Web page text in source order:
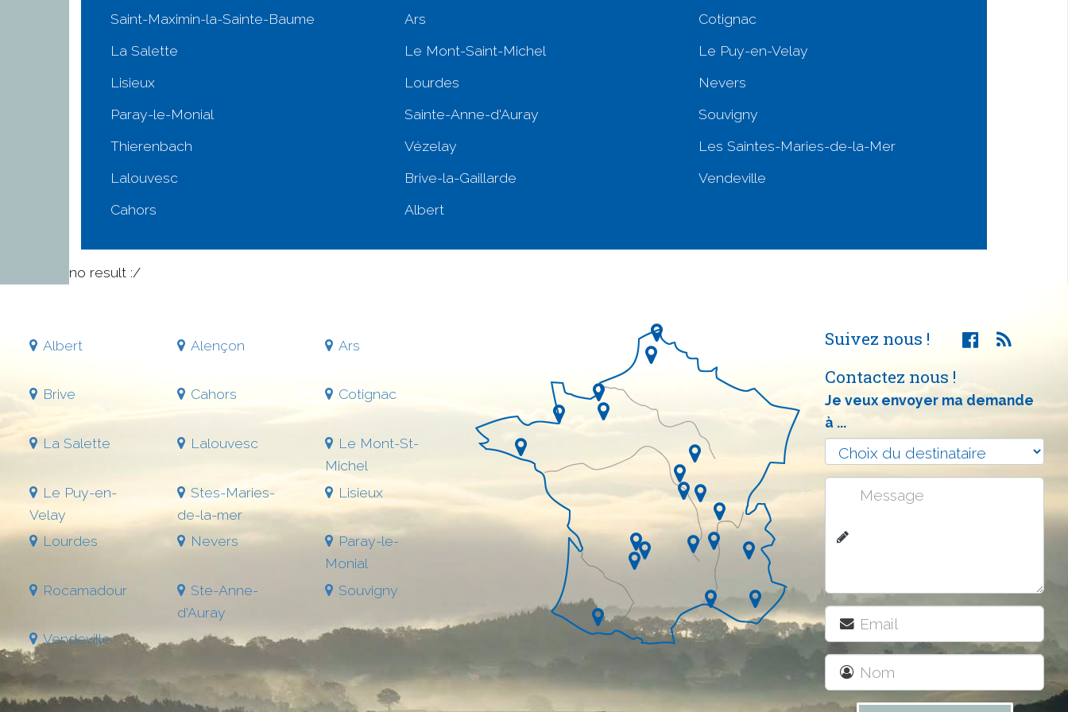
Saint-Maximin-la-Sainte-Baume
Ars
Cotignac
La Salette
Le Mont-Saint-Michel
Le Puy-en-Velay
Lisieux
Lourdes
Nevers
Paray-le-Monial
Sainte-Anne-d'Auray
Souvigny
Thierenbach
Vézelay
Les Saintes-Maries-de-la-Mer
Lalouvesc
Brive-la-Gaillarde
Vendeville
Cahors
Albert
no result :/
Albert Alençon Ars
Brive Cahors Cotignac
La Salette Lalouvesc
Le Mont-St-
Michel
Le Puy-en-
Velay
Stes-Maries-
de-la-mer
Lisieux
Lourdes Nevers
Paray-le-
Monial
Rocamadour
Ste-Anne-
d'Auray
Souvigny
Vendeville
Suivez nous !
Contactez nous !
Je veux envoyer ma demande
à ...